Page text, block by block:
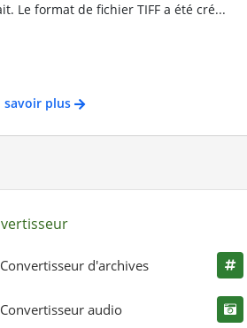
Le format de fichier TIFF a été cré...
savoir plus
Convertisseur d'archives
Convertisseur audio